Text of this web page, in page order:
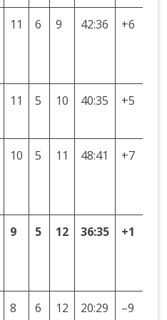
11 6 9 42:36 +6
11 5 10 40:35 +5
10 5 11 48:41 +7
9 5 12 36:35 +1
8 6 12 20:29 –9